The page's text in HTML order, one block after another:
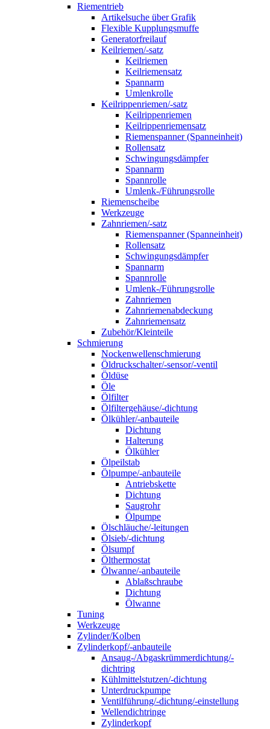
Riementrieb
Artikelsuche über Grafik
Flexible Kupplungsmuffe
Generatorfreilauf
Keilriemen/-satz
Keilriemen
Keilriemensatz
Spannarm
Umlenkrolle
Keilrippenriemen/-satz
Keilrippenriemen
Keilrippenriemensatz
Riemenspanner (Spanneinheit)
Rollensatz
Schwingungsdämpfer
Spannarm
Spannrolle
Umlenk-/Führungsrolle
Riemenscheibe
Werkzeuge
Zahnriemen/-satz
Riemenspanner (Spanneinheit)
Rollensatz
Schwingungsdämpfer
Spannarm
Spannrolle
Umlenk-/Führungsrolle
Zahnriemen
Zahnriemenabdeckung
Zahnriemensatz
Zubehör/Kleinteile
Schmierung
Nockenwellenschmierung
Öldruckschalter/-sensor/-ventil
Öldüse
Öle
Ölfilter
Ölfiltergehäuse/-dichtung
Ölkühler/-anbauteile
Dichtung
Halterung
Ölkühler
Ölpeilstab
Ölpumpe/-anbauteile
Antriebskette
Dichtung
Saugrohr
Ölpumpe
Ölschläuche/-leitungen
Ölsieb/-dichtung
Ölsumpf
Ölthermostat
Ölwanne/-anbauteile
Ablaßschraube
Dichtung
Ölwanne
Tuning
Werkzeuge
Zylinder/Kolben
Zylinderkopf/-anbauteile
Ansaug-/Abgaskrümmerdichtung/-
dichtring
Kühlmittelstutzen/-dichtung
Unterdruckpumpe
Ventilführung/-dichtung/-einstellung
Wellendichtringe
Zylinderkopf